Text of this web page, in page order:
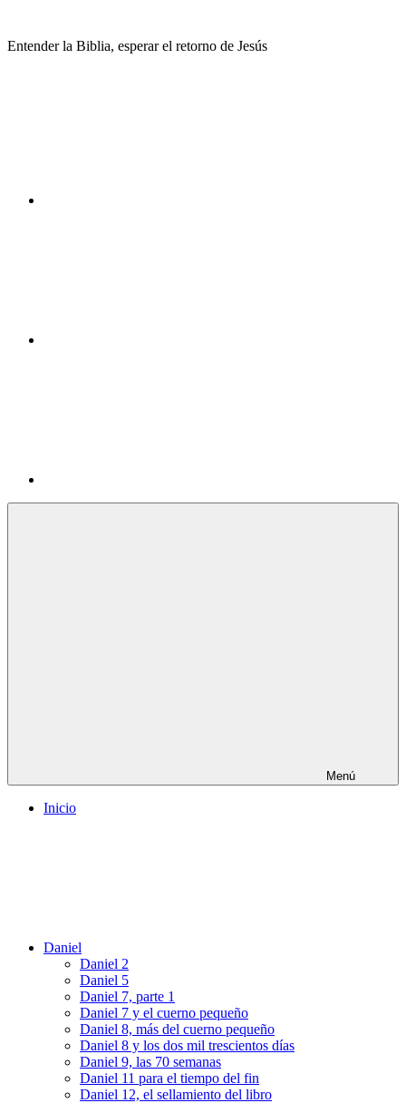
contenido
Entender la Biblia, esperar el retorno de Jesús
Menú
Inicio
Daniel
Daniel 2
Daniel 5
Daniel 7, parte 1
Daniel 7 y el cuerno pequeño
Daniel 8, más del cuerno pequeño
Daniel 8 y los dos mil trescientos días
Daniel 9, las 70 semanas
Daniel 11 para el tiempo del fin
Daniel 12, el sellamiento del libro